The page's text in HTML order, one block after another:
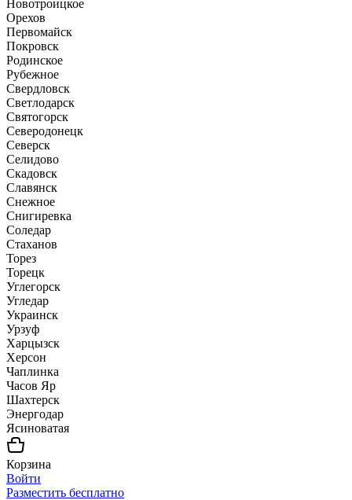
Новотроицкое
Орехов
Первомайск
Покровск
Родинское
Рубежное
Свердловск
Светлодарск
Святогорск
Северодонецк
Северск
Селидово
Скадовск
Славянск
Снежное
Снигиревка
Соледар
Стаханов
Торез
Торецк
Углегорск
Угледар
Украинск
Урзуф
Харцызск
Херсон
Чаплинка
Часов Яр
Шахтерск
Энергодар
Ясиноватая
Корзина
Войти
Разместить бесплатно